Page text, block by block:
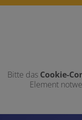
Bitte das Cookie-
Element